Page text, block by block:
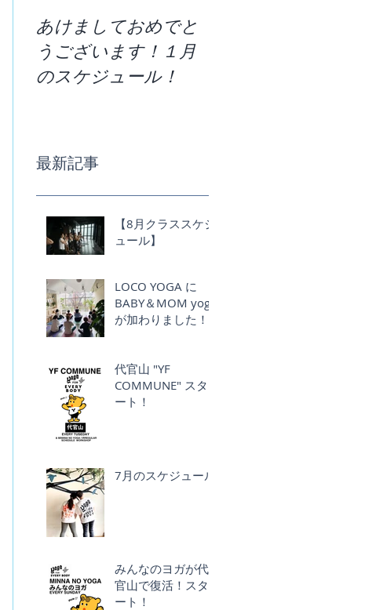
あけましておめでと
うございます！１月
のスケジュール！
最新記事
【8月クラススケジ
ュール】
LOCO YOGA に
BABY＆MOM yoga
が加わりました！
代官山 "YF
COMMUNE" スタ
ート！
7月のスケジュール
みんなのヨガが代
官山で復活！スタ
ート！